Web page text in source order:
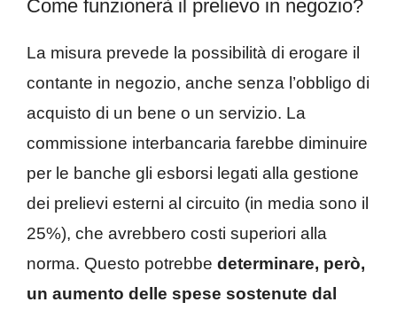
Come funzionerà il prelievo in negozio?
La misura prevede la possibilità di erogare il
contante in negozio, anche senza l’obbligo di
acquisto di un bene o un servizio. La
commissione interbancaria farebbe diminuire
per le banche gli esborsi legati alla gestione
dei prelievi esterni al circuito (in media sono il
25%), che avrebbero costi superiori alla
norma. Questo potrebbe determinare, però,
un aumento delle spese sostenute dal